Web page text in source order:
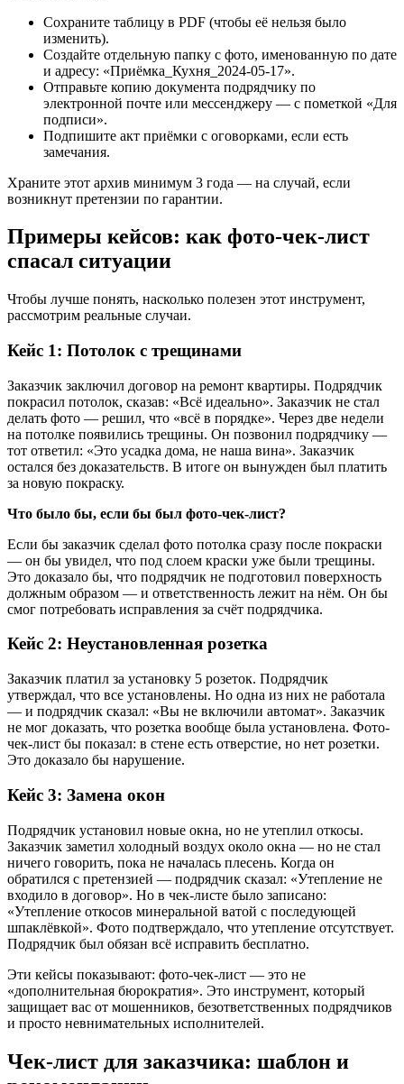
Сохраните таблицу в PDF (чтобы её нельзя было
изменить).
Создайте отдельную папку с фото, именованную по дате
и адресу: «Приёмка_Кухня_2024-05-17».
Отправьте копию документа подрядчику по
электронной почте или мессенджеру — с пометкой «Для
подписи».
Подпишите акт приёмки с оговорками, если есть
замечания.
Храните этот архив минимум 3 года — на случай, если
возникнут претензии по гарантии.
Примеры кейсов: как фото-чек-лист
спасал ситуации
Чтобы лучше понять, насколько полезен этот инструмент,
рассмотрим реальные случаи.
Кейс 1: Потолок с трещинами
Заказчик заключил договор на ремонт квартиры. Подрядчик
покрасил потолок, сказав: «Всё идеально». Заказчик не стал
делать фото — решил, что «всё в порядке». Через две недели
на потолке появились трещины. Он позвонил подрядчику —
тот ответил: «Это усадка дома, не наша вина». Заказчик
остался без доказательств. В итоге он вынужден был платить
за новую покраску.
Что было бы, если бы был фото-чек-лист?
Если бы заказчик сделал фото потолка сразу после покраски
— он бы увидел, что под слоем краски уже были трещины.
Это доказало бы, что подрядчик не подготовил поверхность
должным образом — и ответственность лежит на нём. Он бы
смог потребовать исправления за счёт подрядчика.
Кейс 2: Неустановленная розетка
Заказчик платил за установку 5 розеток. Подрядчик
утверждал, что все установлены. Но одна из них не работала
— и подрядчик сказал: «Вы не включили автомат». Заказчик
не мог доказать, что розетка вообще была установлена. Фото-
чек-лист бы показал: в стене есть отверстие, но нет розетки.
Это доказало бы нарушение.
Кейс 3: Замена окон
Подрядчик установил новые окна, но не утеплил откосы.
Заказчик заметил холодный воздух около окна — но не стал
ничего говорить, пока не началась плесень. Когда он
обратился с претензией — подрядчик сказал: «Утепление не
входило в договор». Но в чек-листе было записано:
«Утепление откосов минеральной ватой с последующей
шпаклёвкой». Фото подтверждало, что утепление отсутствует.
Подрядчик был обязан всё исправить бесплатно.
Эти кейсы показывают: фото-чек-лист — это не
«дополнительная бюрократия». Это инструмент, который
защищает вас от мошенников, безответственных подрядчиков
и просто невнимательных исполнителей.
Чек-лист для заказчика: шаблон и